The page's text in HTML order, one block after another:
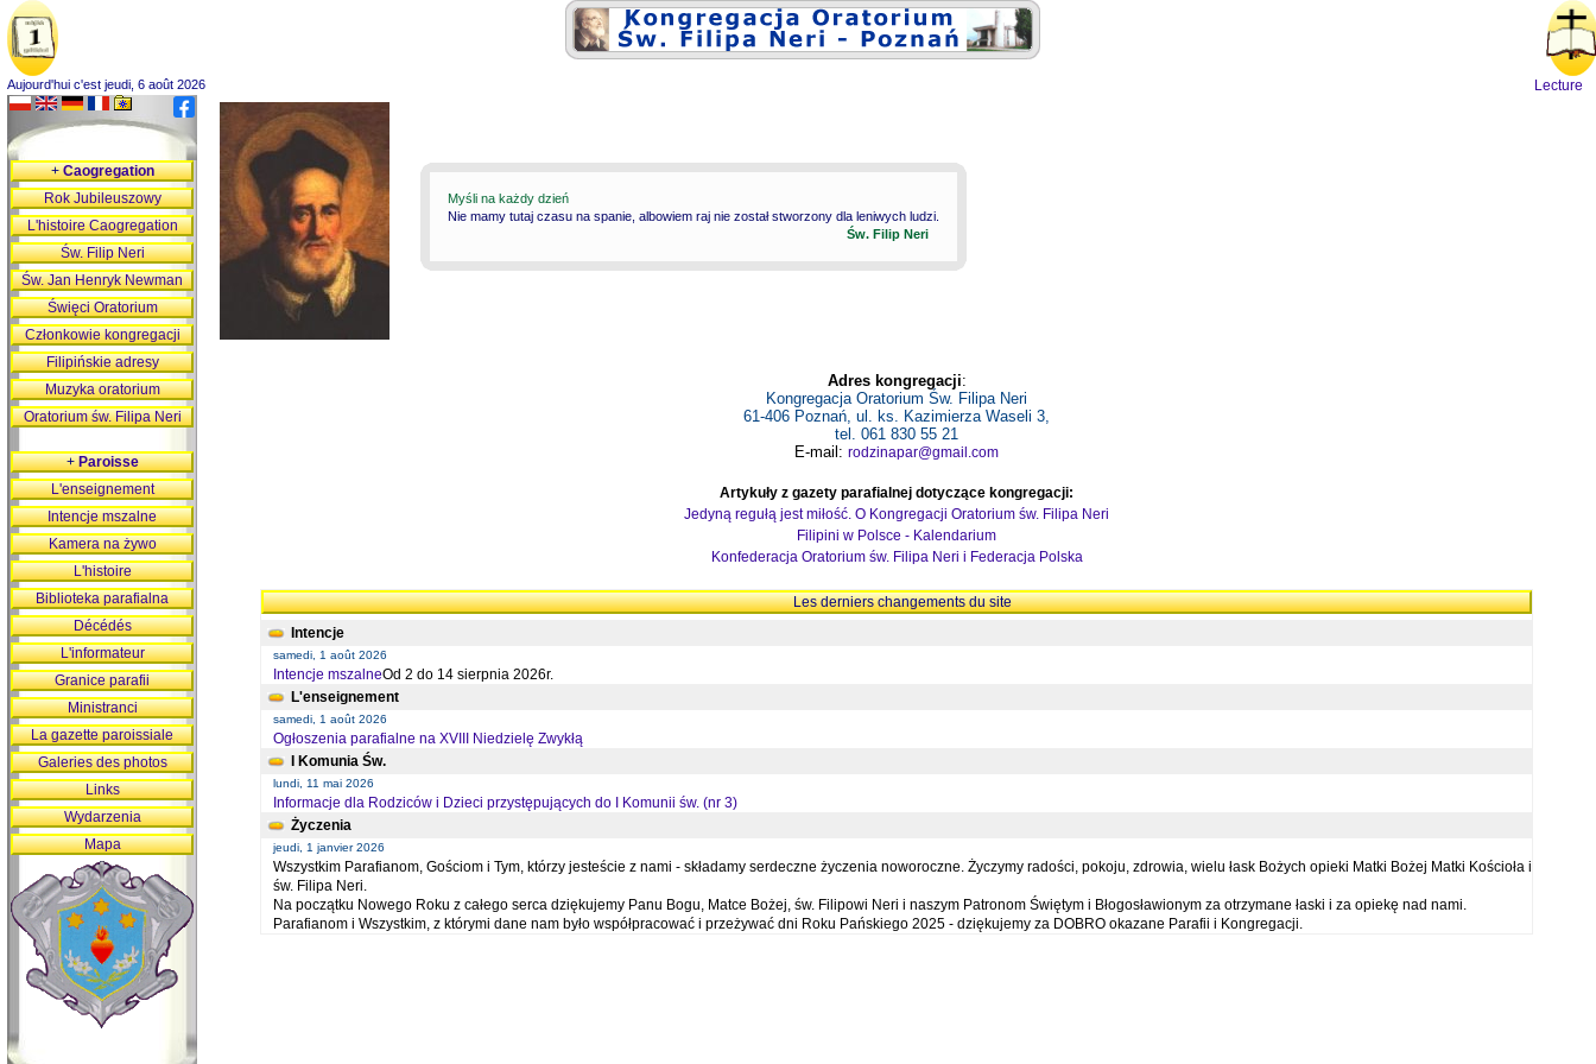
Aujourd'hui c'est jeudi, 6 août 2026 Lecture
Myśli na każdy dzień
Nie mamy tutaj czasu na spanie, albowiem raj nie został stworzony dla leniwych ludzi.
Św. Filip Neri
Adres kongregacji:
Kongregacja Oratorium Św. Filipa Neri
61-406 Poznań, ul. ks. Kazimierza Waseli 3,
tel. 061 830 55 21
E-mail: rodzinapar@gmail.com
Artykuły z gazety parafialnej dotyczące kongregacji:
Jedyną regułą jest miłość. O Kongregacji Oratorium św. Filipa Neri
Filipini w Polsce - Kalendarium
Konfederacja Oratorium św. Filipa Neri i Federacja Polska
Les derniers changements du site
Intencje
samedi, 1 août 2026
Intencje mszalneOd 2 do 14 sierpnia 2026r.
L'enseignement
samedi, 1 août 2026
Ogłoszenia parafialne na XVIII Niedzielę Zwykłą
I Komunia Św.
lundi, 11 mai 2026
Informacje dla Rodziców i Dzieci przystępujących do I Komunii św. (nr 3)
Życzenia
jeudi, 1 janvier 2026
Wszystkim Parafianom, Gościom i Tym, którzy jesteście z nami - składamy serdeczne życzenia noworoczne. Życzymy radości, pokoju, zdrowia, wielu łask Bożych opieki Matki Bożej Matki Kościoła i
św. Filipa Neri.
Na początku Nowego Roku z całego serca dziękujemy Panu Bogu, Matce Bożej, św. Filipowi Neri i naszym Patronom Świętym i Błogosławionym za otrzymane łaski i za opiekę nad nami.
Parafianom i Wszystkim, z którymi dane nam było współpracować i przeżywać dni Roku Pańskiego 2025 - dziękujemy za DOBRO okazane Parafii i Kongregacji.
+Caogregation
Rok Jubileuszowy
L'histoire Caogregation
Św. Filip Neri
Św. Jan Henryk Newman
Święci Oratorium
Członkowie kongregacji
Filipińskie adresy
Muzyka oratorium
Oratorium św. Filipa Neri
+Paroisse
L'enseignement
Intencje mszalne
Kamera na żywo
L'histoire
Biblioteka parafialna
Décédés
L'informateur
Granice parafii
Ministranci
La gazette paroissiale
Galeries des photos
Links
Wydarzenia
Mapa